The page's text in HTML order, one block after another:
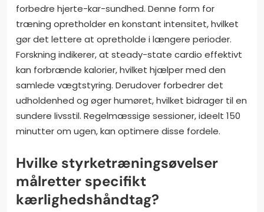
forbedre hjerte-kar-sundhed. Denne form for
træning opretholder en konstant intensitet, hvilket
gør det lettere at opretholde i længere perioder.
Forskning indikerer, at steady-state cardio effektivt
kan forbrænde kalorier, hvilket hjælper med den
samlede vægtstyring. Derudover forbedrer det
udholdenhed og øger humøret, hvilket bidrager til en
sundere livsstil. Regelmæssige sessioner, ideelt 150
minutter om ugen, kan optimere disse fordele.
Hvilke styrketræningsøvelser
målretter specifikt
kærlighedshåndtag?